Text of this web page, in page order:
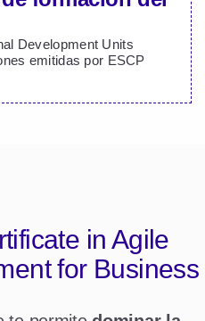
Development Units
emitidas por ESCP
in Agile
for Business